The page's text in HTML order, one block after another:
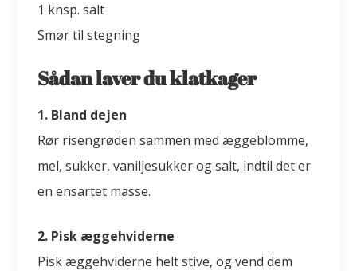
1 knsp. salt
Smør til stegning
Sådan laver du klatkager
1. Bland dejen
Rør risengrøden sammen med æggeblomme,
mel, sukker, vaniljesukker og salt, indtil det er
en ensartet masse.
2. Pisk æggehviderne
Pisk æggehviderne helt stive, og vend dem